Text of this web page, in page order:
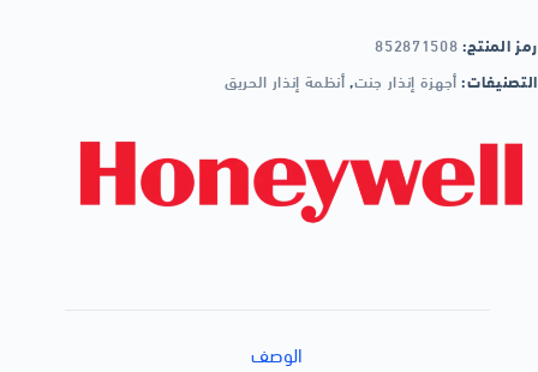
رمز المنتج:852871508
التصنيفات:أجهزة إنذار جنت,أنظمة إنذار الحريق
الوصف